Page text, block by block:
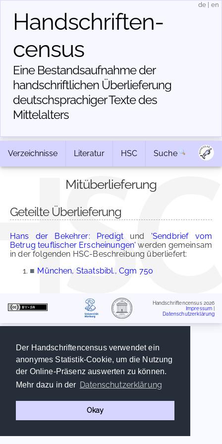
Der Handschriftencensus verwendet ein
anonymes Statistik-Cookie, um die Nutzung
der Online-Präsenz auswerten zu können.
Mehr dazu in der Datenschutzerklärung
Okay
Handschriften­
census
Eine Bestandsaufnahme der
handschriftlichen Über­lieferung
deutschsprachiger Texte des
Mittelalters
de en
Verzeichnisse Literatur HSC Suche
Mitüberlieferung
Geteilte Überlieferung
Hans der Bekehrer: Predigtund 'Sendbrief vom
Betrug teuflischer Erscheinungen' werden gemeinsam
in der folgenden HSC-Beschreibung überliefert:
■ München, Staatsbibl., Cgm 750
Handschriftencensus 2026
Impressum
Datenschutzerklärung